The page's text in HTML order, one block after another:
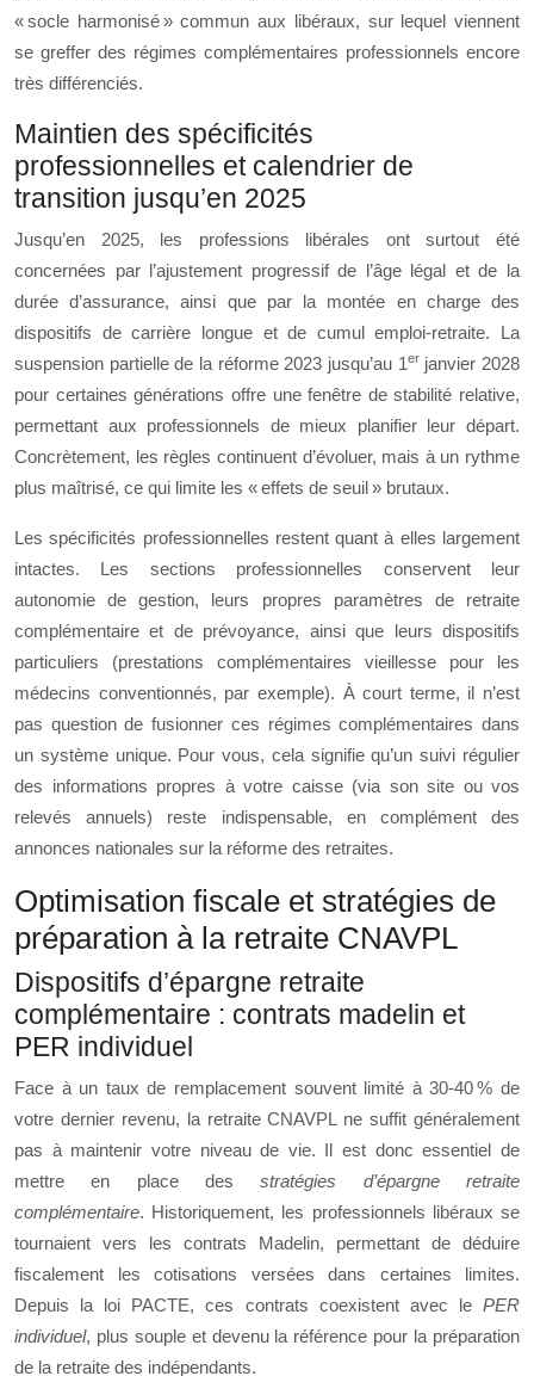
« socle harmonisé » commun aux libéraux, sur lequel viennent
se greffer des régimes complémentaires professionnels encore
très différenciés.
Maintien des spécificités
professionnelles et calendrier de
transition jusqu’en 2025
Jusqu’en 2025, les professions libérales ont surtout été
concernées par l’ajustement progressif de l’âge légal et de la
durée d’assurance, ainsi que par la montée en charge des
dispositifs de carrière longue et de cumul emploi‑retraite. La
suspension partielle de la réforme 2023 jusqu’au 1erjanvier 2028
pour certaines générations offre une fenêtre de stabilité relative,
permettant aux professionnels de mieux planifier leur départ.
Concrètement, les règles continuent d’évoluer, mais à un rythme
plus maîtrisé, ce qui limite les « effets de seuil » brutaux.
Les spécificités professionnelles restent quant à elles largement
intactes. Les sections professionnelles conservent leur
autonomie de gestion, leurs propres paramètres de retraite
complémentaire et de prévoyance, ainsi que leurs dispositifs
particuliers (prestations complémentaires vieillesse pour les
médecins conventionnés, par exemple). À court terme, il n’est
pas question de fusionner ces régimes complémentaires dans
un système unique. Pour vous, cela signifie qu’un suivi régulier
des informations propres à votre caisse (via son site ou vos
relevés annuels) reste indispensable, en complément des
annonces nationales sur la réforme des retraites.
Optimisation fiscale et stratégies de
préparation à la retraite CNAVPL
Dispositifs d’épargne retraite
complémentaire : contrats madelin et
PER individuel
Face à un taux de remplacement souvent limité à 30‑40 % de
votre dernier revenu, la retraite CNAVPL ne suffit généralement
pas à maintenir votre niveau de vie. Il est donc essentiel de
mettre en place desstratégies d’épargne retraite
complémentaire. Historiquement, les professionnels libéraux se
tournaient vers les contrats Madelin, permettant de déduire
fiscalement les cotisations versées dans certaines limites.
Depuis la loi PACTE, ces contrats coexistent avec le PER
individuel, plus souple et devenu la référence pour la préparation
de la retraite des indépendants.